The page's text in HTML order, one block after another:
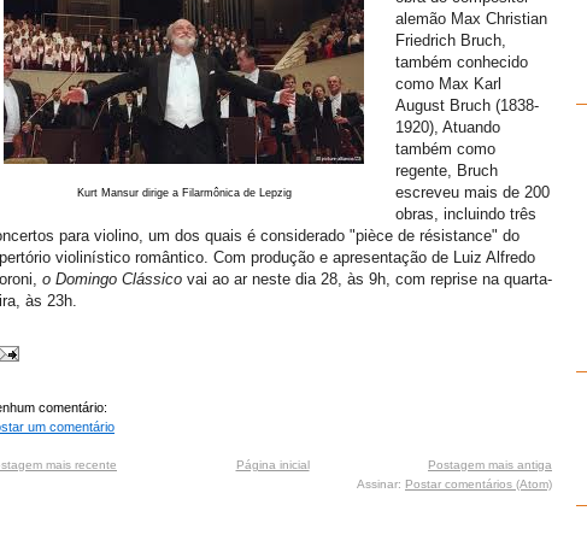
Kurt Mansur dirige a Filarmônica de Lepzig
alemão Max Christian
Friedrich Bruch,
também conhecido
como Max Karl
August Bruch (1838-
1920), Atuando
também como
regente, Bruch
escreveu mais de 200
obras, incluindo três
para violino, um dos quais é considerado "pièce de résistance" do
violinístico romântico. Com produção e apresentação de Luiz Alfredo
o Domingo Clássico vai ao ar neste dia 28, às 9h, com reprise na quarta-
às 23h.
comentário:
um comentário
mais recente Postagem mais antiga
Página inicial
Assinar: Postar comentários (Atom)